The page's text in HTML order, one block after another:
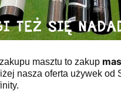
masztu to zakup
nasza oferta używek od